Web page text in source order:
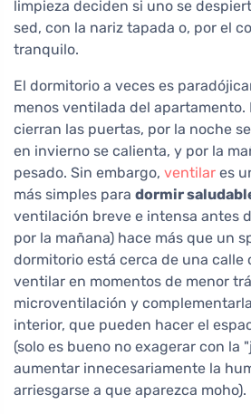
limpieza deciden si uno se
sed, con la nariz tapada o, por el
tranquilo.
El dormitorio a veces es
menos ventilada del apartamento.
cierran las puertas, por la noche
en invierno se calienta, y por la
pesado. Sin embargo, ventilar es
más simples para dormir
ventilación breve e intensa antes
por la mañana) hace más que un
dormitorio está cerca de una calle
ventilar en momentos de menor
microventilación y
interior, que pueden hacer el
(solo es bueno no exagerar con la
aumentar innecesariamente la
arriesgarse a que aparezca moho).